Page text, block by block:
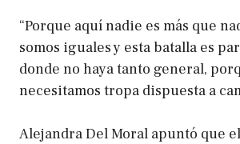
“Porque aquí nadie es más que
somos iguales y esta batalla es
donde no haya tanto general,
necesitamos tropa dispuesta a
Alejandra Del Moral apuntó que